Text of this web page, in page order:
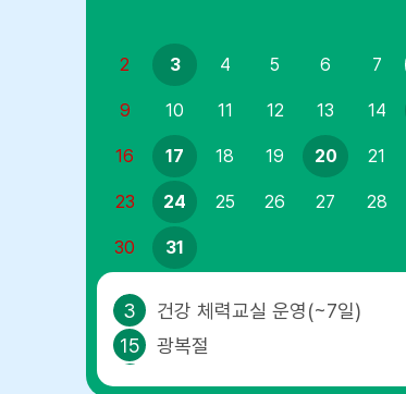
2 3 4 5 6 7
9 10 11 12 13 14
16 17 18 19 20 21
23 24 25 26 27 28
30 31
3
건강 체력교실 운영(~7일)
15
광복절
15
광복절